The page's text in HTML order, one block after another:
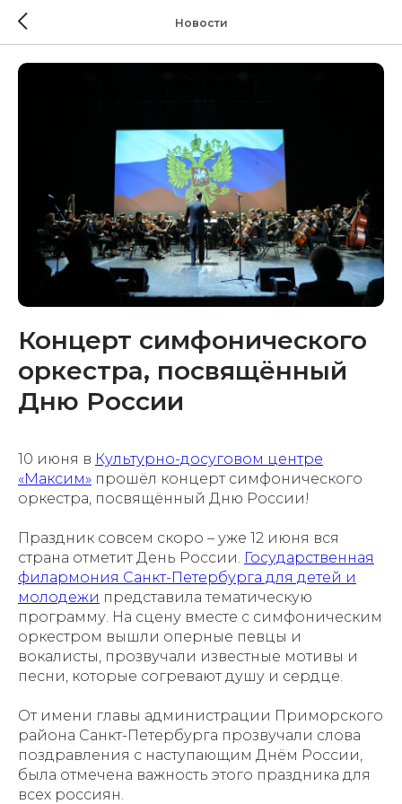
Новости
Концерт симфонического
оркестра, посвящённый
Дню России
10 июня в Культурно-досуговом центре
«Максим» прошёл концерт симфонического
оркестра, посвящённый Дню России!
Праздник совсем скоро – уже 12 июня вся
страна отметит День России. Государственная
филармония Санкт-Петербурга для детей и
молодежи представила тематическую
программу. На сцену вместе с симфоническим
оркестром вышли оперные певцы и
вокалисты, прозвучали известные мотивы и
песни, которые согревают душу и сердце.
От имени главы администрации Приморского
района Санкт-Петербурга прозвучали слова
поздравления с наступающим Днём России,
была отмечена важность этого праздника для
всех россиян.